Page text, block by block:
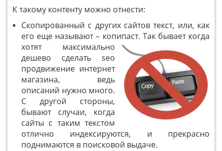
К такому контенту можно отнести:
Скопированный с других сайтов текст, или, как
его еще называют – копипаст. Так бывает когда
хотят максимально
дешево сделать seo
продвижение интернет
магазина, ведь
описаний нужно много.
С другой стороны,
бывают случаи, когда
сайты с таким текстом
отлично индексируются, и прекрасно
поднимаются в поисковой выдаче.